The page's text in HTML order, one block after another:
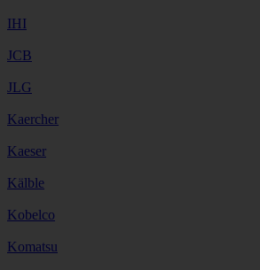
IHI
JCB
JLG
Kaercher
Kaeser
Kälble
Kobelco
Komatsu